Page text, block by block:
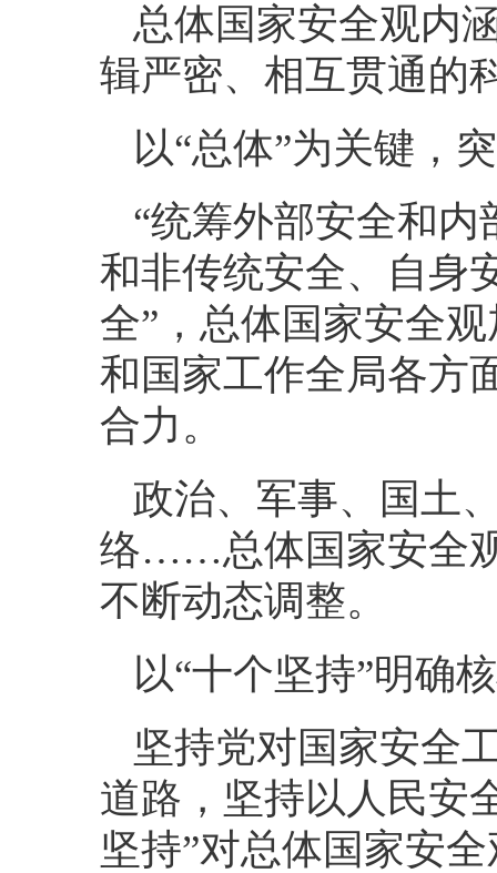
总体国家安全观内
辑严密、相互贯通的
以“总体”为关键
“统筹外部安全和
和非传统安全、自身
全”，总体国家安全
和国家工作全局各方
合力。
政治、军事、国土
络……总体国家安全
不断动态调整。
以“十个坚持”明
坚持党对国家安全
道路，坚持以人民
坚持”对总体国家安